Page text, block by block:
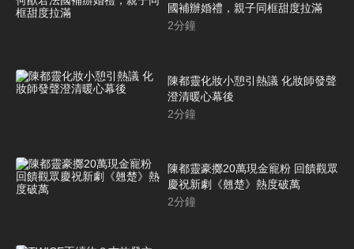
國補辦婚禮，親子同框甜度拉滿
2分鐘
陳都靈化妝小憩引熱議 化妝師發聲
澄清暖心幕後
2分鐘
陳都靈豪擲20萬現金寵粉 回饋觀眾
慶祝新劇《翹楚》熱度破萬
2分鐘